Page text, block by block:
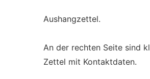
Aushangzettel.
An der rechten Seite sind
Zettel mit Kontaktdaten.